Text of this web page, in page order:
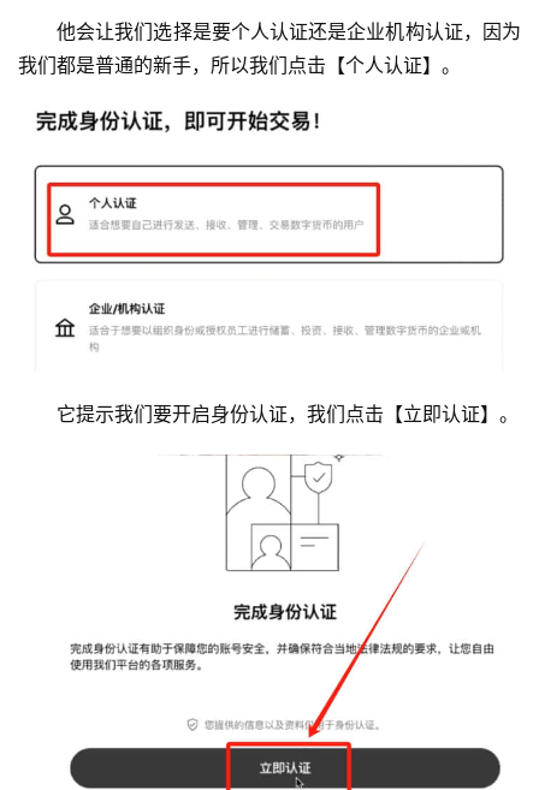
他会让我们选择是要个人认证还是企业机构认证，因为
我们都是普通的新手，所以我们点击【个人认证】。
它提示我们要开启身份认证，我们点击【立即认证】。